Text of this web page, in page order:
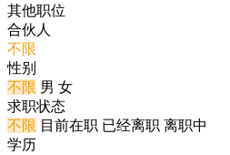
其他职位
合伙人
不限
性别
不限 男 女
求职状态
不限 目前在职 已经离职 离职中
学历